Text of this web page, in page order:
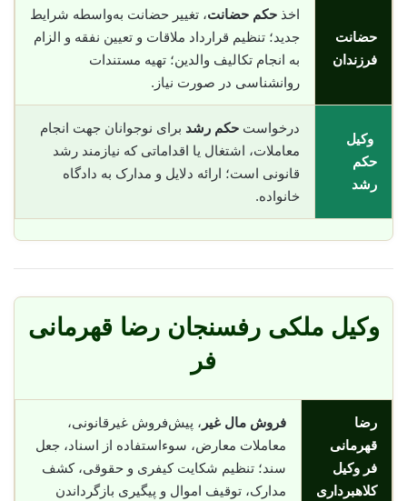
حضانت
فرزندان
اخذ حکم حضانت، تغییر حضانت به‌واسطه شرایط
جدید؛ تنظیم قرارداد ملاقات و تعیین نفقه و الزام
به انجام تکالیف والدین؛ تهیه مستندات
روانشناسی در صورت نیاز.
وکیل
حکم
رشد
درخواست حکم رشد برای نوجوانان جهت انجام
معاملات، اشتغال یا اقداماتی که نیازمند رشد
قانونی است؛ ارائه دلایل و مدارک به دادگاه
خانواده.
وکیل ملکی رفسنجان رضا قهرمانی
فر
رضا
قهرمانی
فر وکیل
کلاهبرداری
فروش مال غیر ، پیش‌فروش غیرقانونی،
معاملات معارض، سوء‌استفاده از اسناد، جعل
سند؛ تنظیم شکایت کیفری و حقوقی، کشف
مدارک، توقیف اموال و پیگیری بازگرداندن